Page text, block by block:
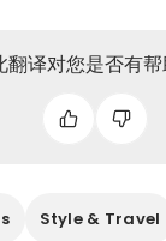
翻译对您是否有帮
Style & Travel